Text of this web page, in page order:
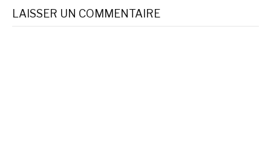
suite
LAISSER UN COMMENTAIRE